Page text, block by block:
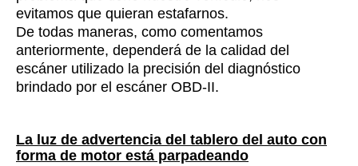
evitamos que quieran estafarnos.
De todas maneras, como comentamos
anteriormente, dependerá de la calidad del
escáner utilizado la precisión del diagnóstico
brindado por el escáner OBD-II.
La luz de advertencia del tablero del auto con
forma de motor está parpadeando